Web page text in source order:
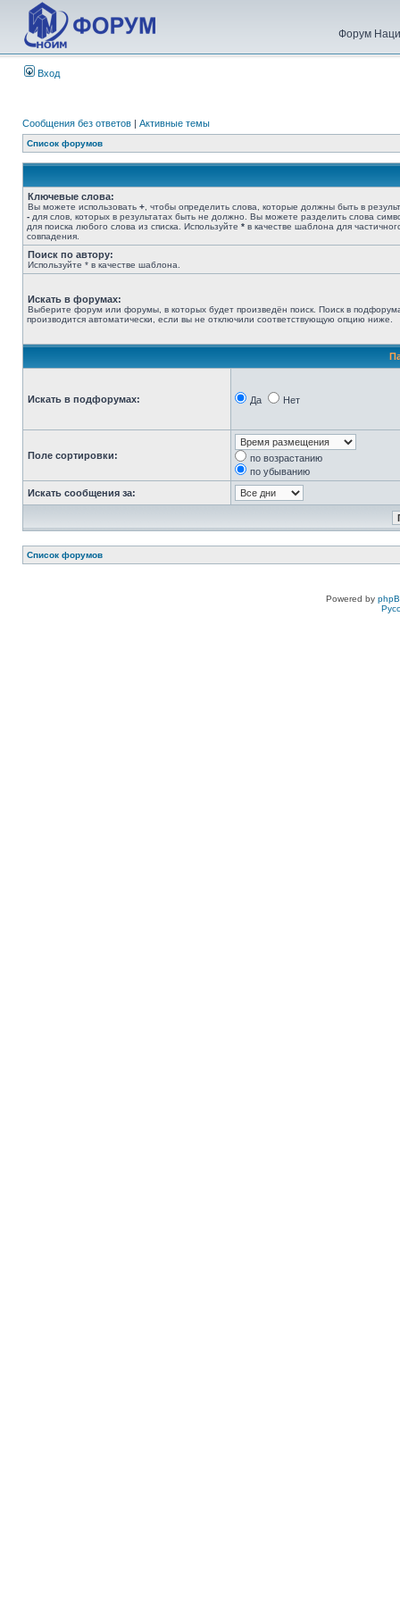
Форум
Вход
Сообщения без ответов | Активные темы
Список форумов
Ключевые слова:
Вы можете использовать + , чтобы определить слова, которые должны быть в
- для слов, которых в результатах быть не должно. Вы можете разделить слова
для поиска любого слова из списка. Используйте * в качестве шаблона для
совпадения.
Поиск по автору:
Используйте * в качестве шаблона.
Искать в форумах:
Выберите форум или форумы, в которых будет произведён поиск. Поиск в
производится автоматически, если вы не отключили соответствующую опцию ниже.
Искать в подфорумах: Да Нет
Поле сортировки:
по возрастанию
по убыванию
Искать сообщения за:
Список форумов
Powered by